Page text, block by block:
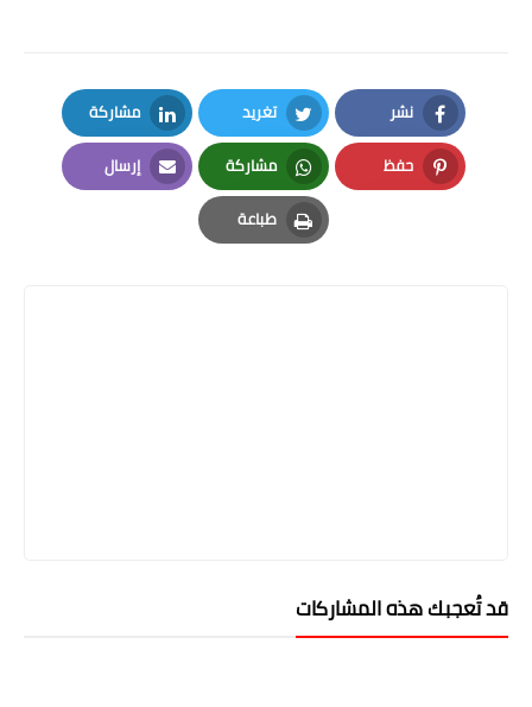
نشر
Facebook
تغريد
Twitter
مشاركة
LinkedIn
حفظ
Pinterest
مشاركة
Whatsapp
إرسال
Email
طباعة
Print
قد تُعجبك هذه المشاركات